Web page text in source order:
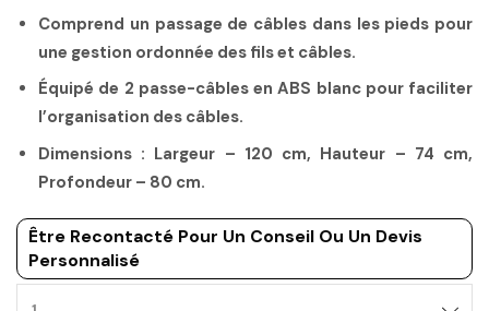
Comprend un passage de câbles dans les pieds pour
une gestion ordonnée des fils et câbles.
Équipé de 2 passe-câbles en ABS blanc pour faciliter
l’organisation des câbles.
Dimensions : Largeur – 120 cm, Hauteur – 74 cm,
Profondeur – 80 cm.
Être Recontacté Pour Un Conseil Ou Un Devis
Personnalisé